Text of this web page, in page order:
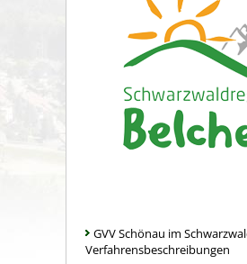
GVV Schönau im
Verfahrensbeschreibungen